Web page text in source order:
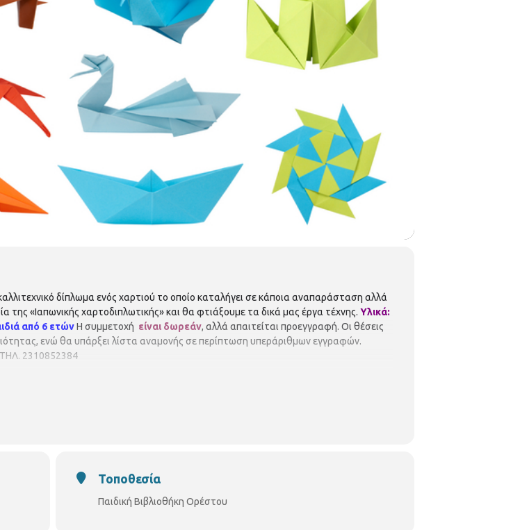
δίπλωμα ενός χαρτιού το οποίο καταλήγει σε κάποια αναπαράσταση αλλά
της «Ιαπωνικής χαρτοδιπλωτικής» και θα φτιάξουμε τα δικά μας έργα τέχνης. Υλικά:
από 6 ετώνΗ συμμετοχή είναι δωρεάν, αλλά απαιτείται προεγγραφή. Οι θέσεις
ενώ θα υπάρξει λίστα αναμονής σε περίπτωση υπεράριθμων εγγραφών.
2310852384
Τοποθεσία
Παιδική Βιβλιοθήκη Ορέστου